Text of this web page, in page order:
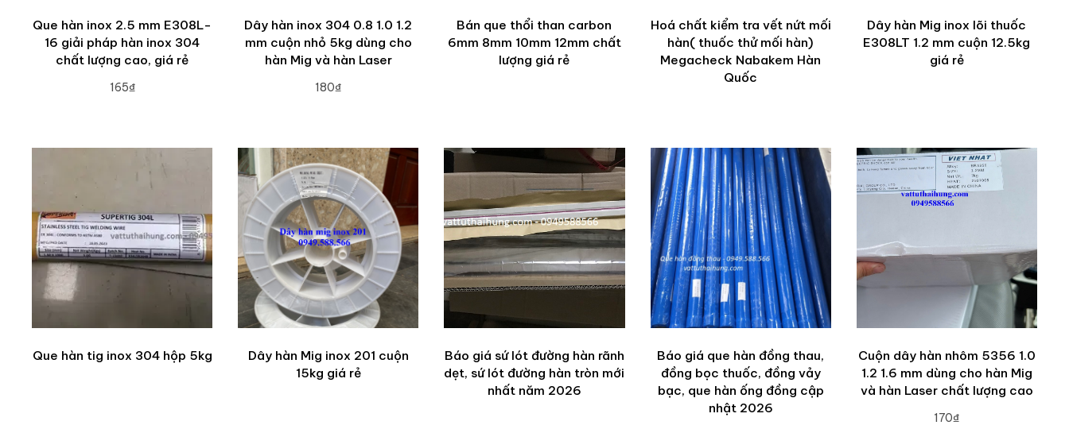
Que hàn inox 2.5 mm E308L-
16 giải pháp hàn inox 304
chất lượng cao, giá rẻ
165₫
Dây hàn inox 304 0.8 1.0 1.2
mm cuộn nhỏ 5kg dùng cho
hàn Mig và hàn Laser
180₫
Bán que thổi than carbon
6mm 8mm 10mm 12mm chất
lượng giá rẻ
Hoá chất kiểm tra vết nứt mối
hàn( thuốc thử mối hàn)
Megacheck Nabakem Hàn
Quốc
Dây hàn Mig inox lõi thuốc
E308LT 1.2 mm cuộn 12.5kg
giá rẻ
Que hàn tig inox 304 hộp 5kg
Dây hàn Mig inox 201 cuộn
15kg giá rẻ
Báo giá sứ lót đường hàn rãnh
dẹt, sứ lót đường hàn tròn mới
nhất năm 2026
Báo giá que hàn đồng thau,
đồng bọc thuốc, đồng vảy
bạc, que hàn ống đồng cập
nhật 2026
Cuộn dây hàn nhôm 5356 1.0
1.2 1.6 mm dùng cho hàn Mig
và hàn Laser chất lượng cao
170₫